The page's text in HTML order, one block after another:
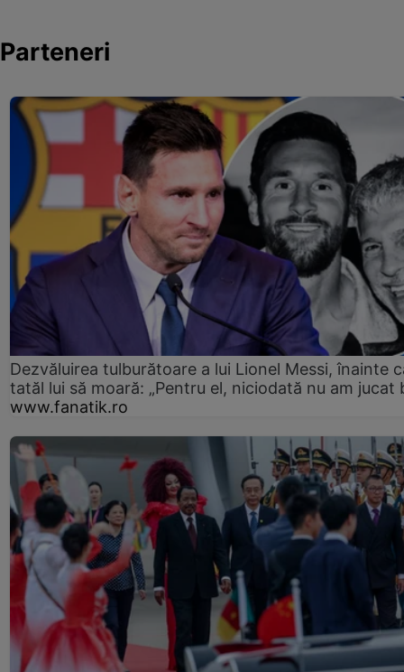
Parteneri
Dezvăluirea tulburătoare a lui Lionel Messi, înainte
tatăl lui să moară: „Pentru el, niciodată nu am jucat
www.fanatik.ro